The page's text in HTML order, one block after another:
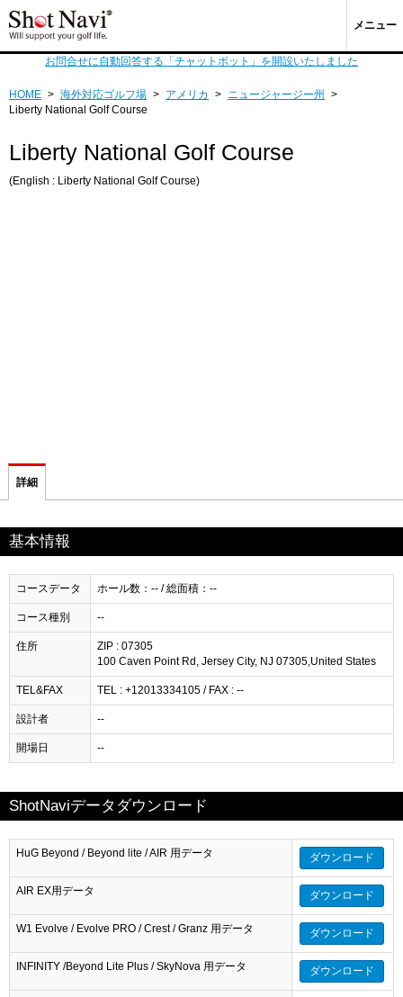
メニュー
お問合せに自動回答する「チャットボット」を開設いたしました
HOME > 海外対応ゴルフ場 > アメリカ > ニュージャージー州
>
Liberty National Golf Course
Liberty National Golf Course
(English : Liberty National Golf Course)
詳細
基本情報
コースデータ ホール数：-- / 総面積：--
コース種別 --
住所
ZIP : 07305
100 Caven Point Rd, Jersey City, NJ 07305,United States
TEL&FAX TEL : +12013334105 / FAX : --
設計者 --
開場日 --
ShotNaviデータダウンロード
HuG Beyond / Beyond lite / AIR 用データ ダウンロード
AIR EX用データ ダウンロード
W1 Evolve / Evolve PRO / Crest / Granz 用データ ダウンロード
INFINITY /Beyond Lite Plus / SkyNova 用データ ダウンロード